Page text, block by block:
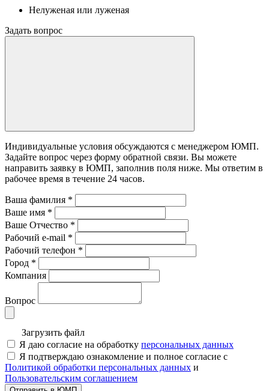
Нелуженая или луженая
Задать вопрос
Индивидуальные условия обсуждаются с менеджером ЮМП.
Задайте вопрос через форму обратной связи. Вы можете
направить заявку в ЮМП, заполнив поля ниже. Mы ответим в
рабочее время в течение 24 часов.
Ваша фамилия *
Ваше имя *
Ваше Отчество *
Рабочий e-mail *
Рабочий телефон *
Город *
Компания
Вопрос
Загрузить файл
Я даю согласие на обработку персональных данных
Я подтверждаю ознакомление и полное согласие с
Политикой обработки персональных данных и
Пользовательским соглашением